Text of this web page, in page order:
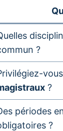
?
vous
?
périodes
?